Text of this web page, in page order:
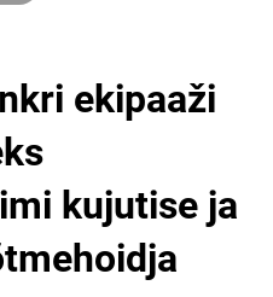
ekipaaži
kujutise ja